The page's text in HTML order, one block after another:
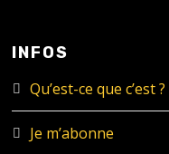
INFOS
Qu’est-ce que c’est ?
Je m’abonne